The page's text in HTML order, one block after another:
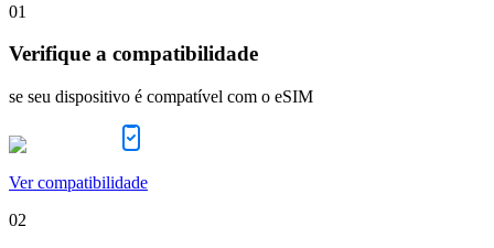
01
Verifique a compatibilidade
se seu dispositivo é compatível com o eSIM
Ver compatibilidade
02